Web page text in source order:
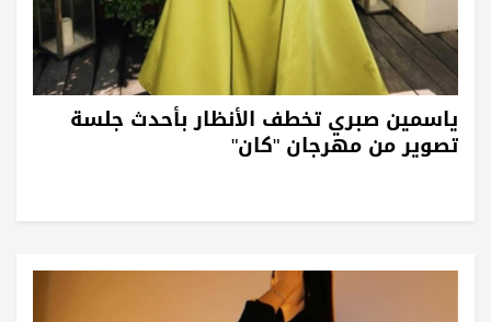
ياسمين صبري تخطف الأنظار بأحدث جلسة
تصوير من مهرجان "كان"